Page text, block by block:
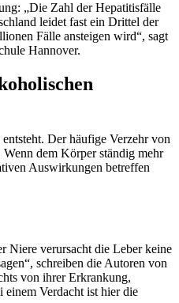
„Die Zahl der Hepatitisfälle
leidet fast ein Drittel der
Fälle ansteigen wird“, sagt
Hannover.
Der häufige Verzehr von
dem Körper ständig mehr
Auswirkungen betreffen
Niere verursacht die Leber keine
schreiben die Autoren von
von ihrer Erkrankung,
Verdacht ist hier die